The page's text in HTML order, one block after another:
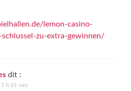
lemon-casino-
zu-extra-gewinnen/
dit :
h 01 min